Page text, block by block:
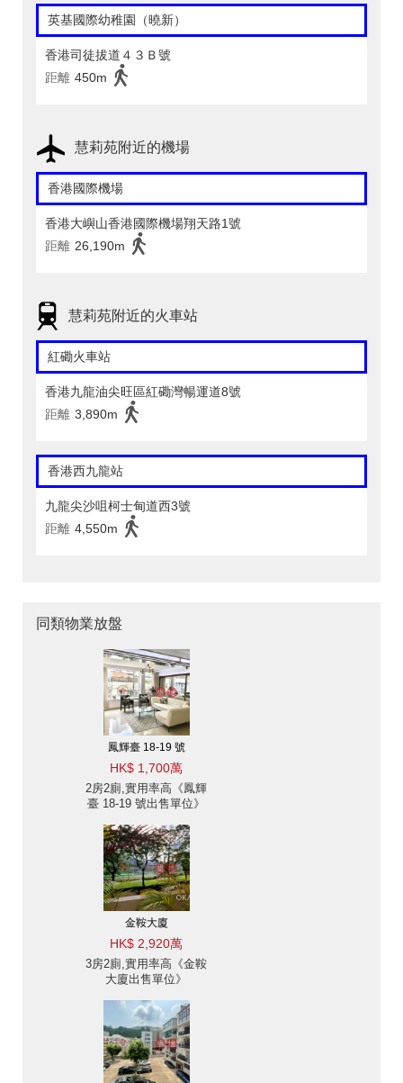
英基國際幼稚園（曉新）
香港司徒拔道４３Ｂ號
距離 450m
慧莉苑附近的機場
香港國際機場
香港大嶼山香港國際機場翔天路1號
距離 26,190m
慧莉苑附近的火車站
紅磡火車站
香港九龍油尖旺區紅磡灣暢運道8號
距離 3,890m
香港西九龍站
九龍尖沙咀柯士甸道西3號
距離 4,550m
同類物業放盤
鳳輝臺 18-19 號
HK$ 1,700萬
2房2廁,實用率高《鳳輝
臺 18-19 號出售單位》
金鞍大廈
HK$ 2,920萬
3房2廁,實用率高《金鞍
大廈出售單位》